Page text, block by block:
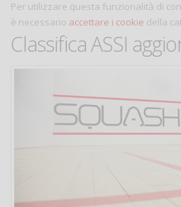
Per utilizzare questa funzionalità di
è necessario accettare i cookie della
Classifica ASSI